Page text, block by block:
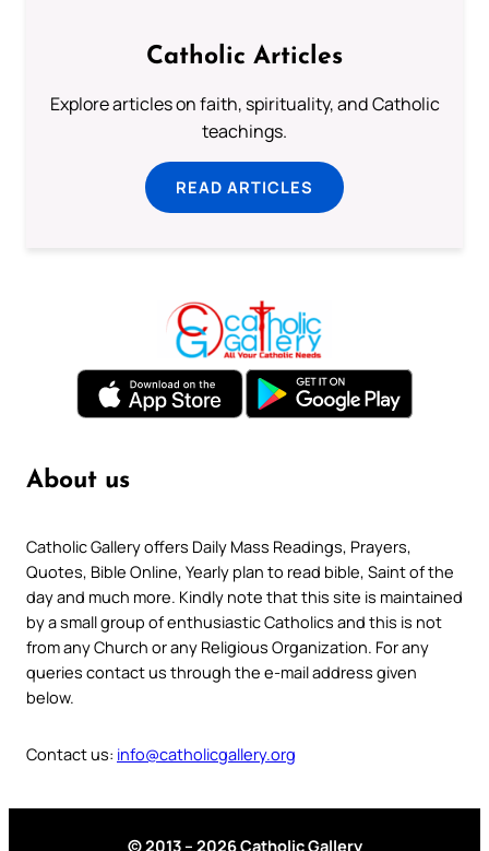
Catholic Articles
Explore articles on faith, spirituality, and Catholic
teachings.
READ ARTICLES
About us
Catholic Gallery offers Daily Mass Readings, Prayers,
Quotes, Bible Online, Yearly plan to read bible, Saint of the
day and much more. Kindly note that this site is maintained
by a small group of enthusiastic Catholics and this is not
from any Church or any Religious Organization. For any
queries contact us through the e-mail address given
below.
Contact us: info@catholicgallery.org
© 2013 – 2026 Catholic Gallery